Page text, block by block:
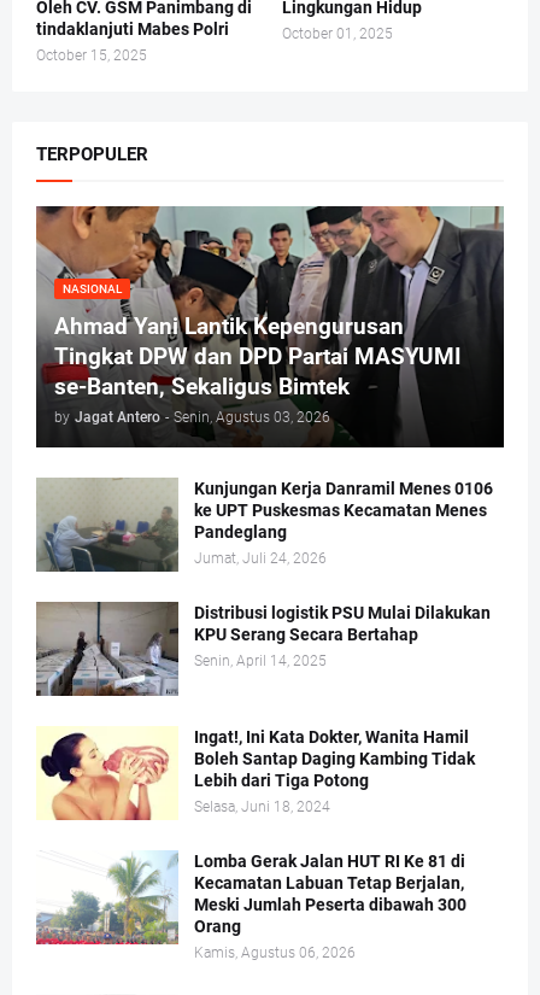
Oleh CV. GSM Panimbang di
tindaklanjuti Mabes Polri
October 15, 2025
Lingkungan Hidup
October 01, 2025
TERPOPULER
NASIONAL
Ahmad Yani Lantik Kepengurusan
Tingkat DPW dan DPD Partai MASYUMI
se-Banten, Sekaligus Bimtek
by Jagat Antero - Senin, Agustus 03, 2026
Kunjungan Kerja Danramil Menes 0106
ke UPT Puskesmas Kecamatan Menes
Pandeglang
Jumat, Juli 24, 2026
Distribusi logistik PSU Mulai Dilakukan
KPU Serang Secara Bertahap
Senin, April 14, 2025
Ingat!, Ini Kata Dokter, Wanita Hamil
Boleh Santap Daging Kambing Tidak
Lebih dari Tiga Potong
Selasa, Juni 18, 2024
Lomba Gerak Jalan HUT RI Ke 81 di
Kecamatan Labuan Tetap Berjalan,
Meski Jumlah Peserta dibawah 300
Orang
Kamis, Agustus 06, 2026